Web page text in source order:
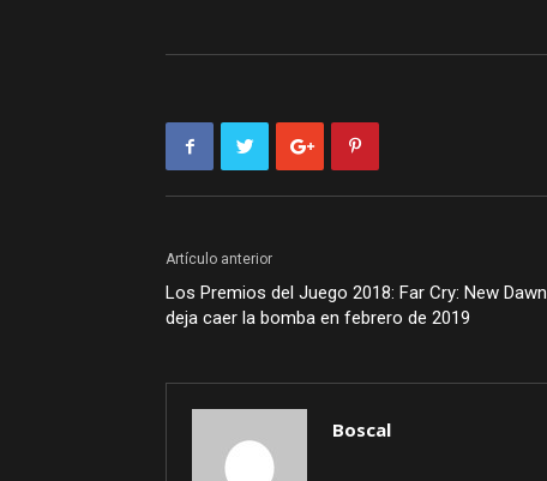
Artículo anterior
Los Premios del Juego 2018: Far Cry: New Dawn
deja caer la bomba en febrero de 2019
Boscal